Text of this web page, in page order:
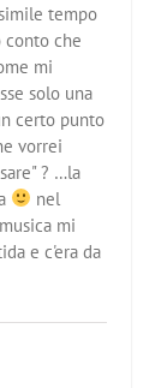
tempo
conto che
mi
solo una
certo punto
vorrei
? …la
nel
mi
e c'era da